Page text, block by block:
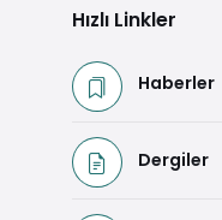
Hızlı Linkler
Haberler
Dergiler